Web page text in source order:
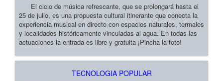
El ciclo de música refrescante, que se prolongará hasta el
25 de julio, es una propuesta cultural itinerante que conecta la
experiencia musical en directo con espacios naturales, termales
y localidades históricamente vinculadas al agua. En todas las
actuaciones la entrada es libre y gratuita ¡Pincha la foto!
TECNOLOGIA POPULAR